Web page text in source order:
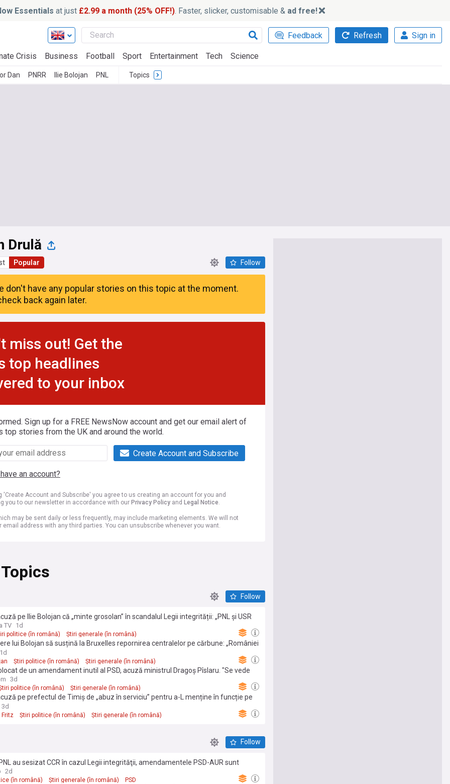
Essentials at just £2.99 a month (25% OFF!). Faster, slicker, customisable & ad free!
Feedback Refresh Sign in
Crisis Business Football Sport Entertainment Tech Science
Dan PNRR Ilie Bolojan PNL Topics
Drulă
Popular Follow
don't have any popular stories on this topic at the moment.
back again later.
miss out! Get the
top headlines
to your inbox
Sign up for a FREE NewsNow account and get our email alert of
top stories from the UK and around the world.
Create Account and Subscribe
an account?
'Create Account and Subscribe' you agree to us creating an account for you and
you to our newsletter in accordance with our Privacy Policy and Legal Notice.
may be sent daily or less frequently, may include marketing elements. We will not
email address with any third parties. You can unsubscribe whenever you want.
Follow
pe Ilie Bolojan că „minte grosolan” în scandalul Legii integrității: „PNL și USR
lase România fără 771 de milioane de euro”
TV 1d
politice (în română) Știri generale (în română)
lui Bolojan să susțină la Bruxelles repornirea centralelor pe cărbune: „României
cere să rămână în beznă”
1d
Știri politice (în română) Știri generale (în română)
de un amendament inutil al PSD, acuză ministrul Dragoș Pîslaru. "Se vede
față a Partidului Social Democrat"
3d
politice (în română) Știri generale (în română)
pe prefectul de Timiș de „abuz în serviciu” pentru a-L menține în funcție pe
democrații invocă propriile precedente
3d
Știri politice (în română) Știri generale (în română)
Follow
au sesizat CCR în cazul Legii integrităţii, amendamentele PSD-AUR sunt
neconstituţionale
2d
(în română) Știri generale (în română) PSD